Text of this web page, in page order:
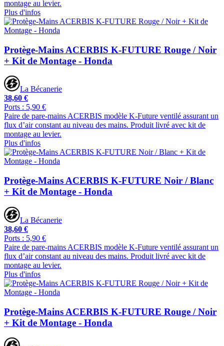
montage au levier.
Plus d'infos
Protège-Mains ACERBIS K-FUTURE Rouge / Noir
+ Kit de Montage - Honda
La Bécanerie
38,60 €
Ports : 5,90 €
Paire de pare-mains ACERBIS modèle K-Future ventilé assurant un
flux d’air constant au niveau des mains. Produit livré avec kit de
montage au levier.
Plus d'infos
Protège-Mains ACERBIS K-FUTURE Noir / Blanc
+ Kit de Montage - Honda
La Bécanerie
38,60 €
Ports : 5,90 €
Paire de pare-mains ACERBIS modèle K-Future ventilé assurant un
flux d’air constant au niveau des mains. Produit livré avec kit de
montage au levier.
Plus d'infos
Protège-Mains ACERBIS K-FUTURE Rouge / Noir
+ Kit de Montage - Honda